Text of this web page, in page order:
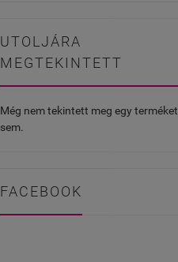
UTOLJÁRA
MEGTEKINTETT
Még nem tekintett meg egy terméket
sem.
FACEBOOK